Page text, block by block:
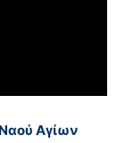
Αγίων